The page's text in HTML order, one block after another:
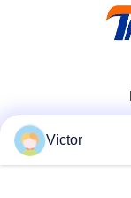
Victor